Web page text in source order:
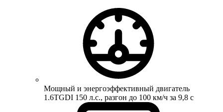
Мощный и энергоэффективный двигатель
1.6TGDI 150 л.с., разгон до 100 км/ч за 9,8 с